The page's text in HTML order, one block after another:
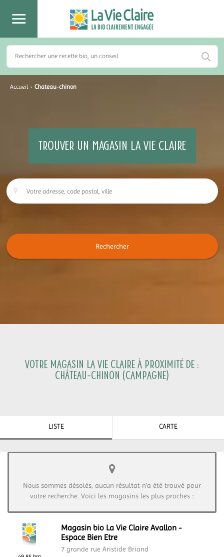
Accueil › Chateau-chinon
TROUVER UN MAGASIN LA VIE CLAIRE
Rechercher
Votre magasin La Vie Claire à proximité de :
Château-Chinon (Campagne)
LISTE CARTE
Nous sommes désolés, aucun résultat n’a été trouvé pour
votre recherche. Voici les magasins les plus proches :
Magasin bio La Vie Claire Avallon -
Espace Bien Etre
7 grande rue Aristide Briand